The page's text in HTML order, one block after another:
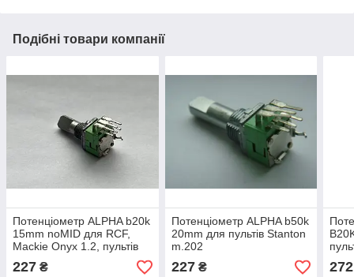
Подібні товари компанії
Потенціометр ALPHA b20k
15mm noMID для RCF,
Mackie Onyx 1.2, пультів
Vestax RANE TTM-56s
227 ₴
Потенціометр ALPHA b50k
20mm для пультів Stanton
m.202
227₴ 272